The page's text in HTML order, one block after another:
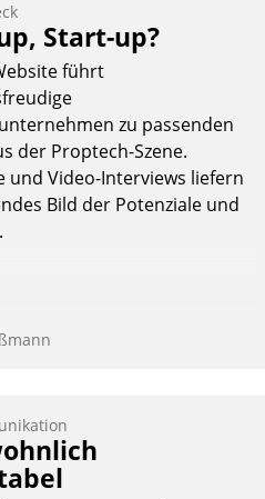
Einblicke in
Strategien und -
hohem Zukunftspotenzial.
Start-up?
führt
zu passenden
der Proptech-Szene.
und Video-Interviews liefern
Bild der Potenziale und